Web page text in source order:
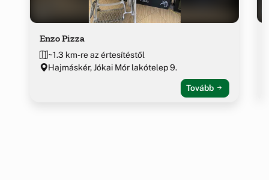
Enzo Pizza
~1.3 km-re az értesítéstől
Hajmáskér, Jókai Mór lakótelep 9.
Tovább